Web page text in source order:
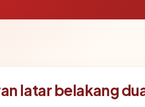
latar belakang